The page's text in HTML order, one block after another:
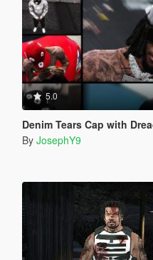
5.0
Denim Tears Cap with
By JosephY9